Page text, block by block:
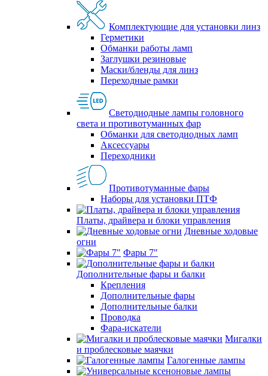
Комплектующие для установки линз
Герметики
Обманки работы ламп
Заглушки резиновые
Маски/бленды для линз
Переходные рамки
Светодиодные лампы головного
света и противотуманных фар
Обманки для светодиодных ламп
Аксессуары
Переходники
Противотуманные фары
Наборы для установки ПТФ
Платы, драйвера и блоки управления
Дневные ходовые
огни
Фары 7"
Дополнительные фары и балки
Крепления
Дополнительные фары
Дополнительные балки
Проводка
Фара-искатели
Мигалки
и проблесковые маячки
Галогенные лампы